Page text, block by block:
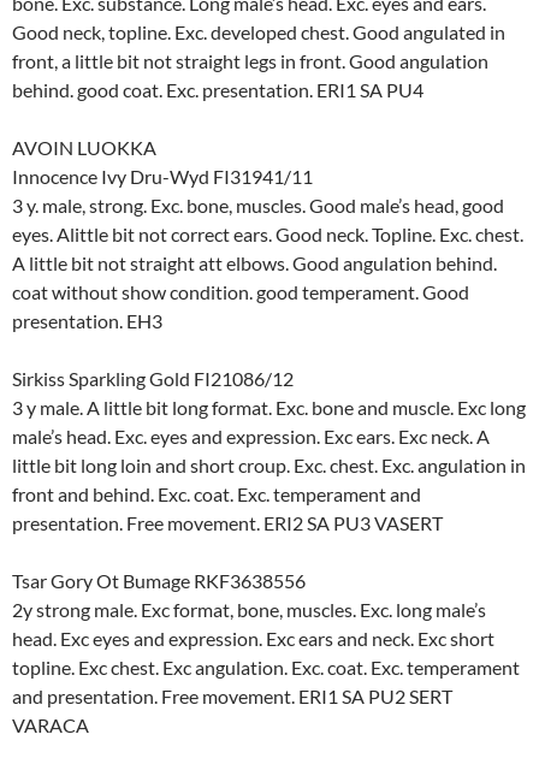
Good neck, topline. Exc. developed chest. Good angulated in
front, a little bit not straight legs in front. Good angulation
behind. good coat. Exc. presentation. ERI1 SA PU4
AVOIN LUOKKA
Innocence Ivy Dru-Wyd FI31941/11
3 y. male, strong. Exc. bone, muscles. Good male’s head, good
eyes. Alittle bit not correct ears. Good neck. Topline. Exc. chest.
A little bit not straight att elbows. Good angulation behind.
coat without show condition. good temperament. Good
presentation. EH3
Sirkiss Sparkling Gold FI21086/12
3 y male. A little bit long format. Exc. bone and muscle. Exc long
male’s head. Exc. eyes and expression. Exc ears. Exc neck. A
little bit long loin and short croup. Exc. chest. Exc. angulation in
front and behind. Exc. coat. Exc. temperament and
presentation. Free movement. ERI2 SA PU3 VASERT
Tsar Gory Ot Bumage RKF3638556
2y strong male. Exc format, bone, muscles. Exc. long male’s
head. Exc eyes and expression. Exc ears and neck. Exc short
topline. Exc chest. Exc angulation. Exc. coat. Exc. temperament
and presentation. Free movement. ERI1 SA PU2 SERT
VARACA